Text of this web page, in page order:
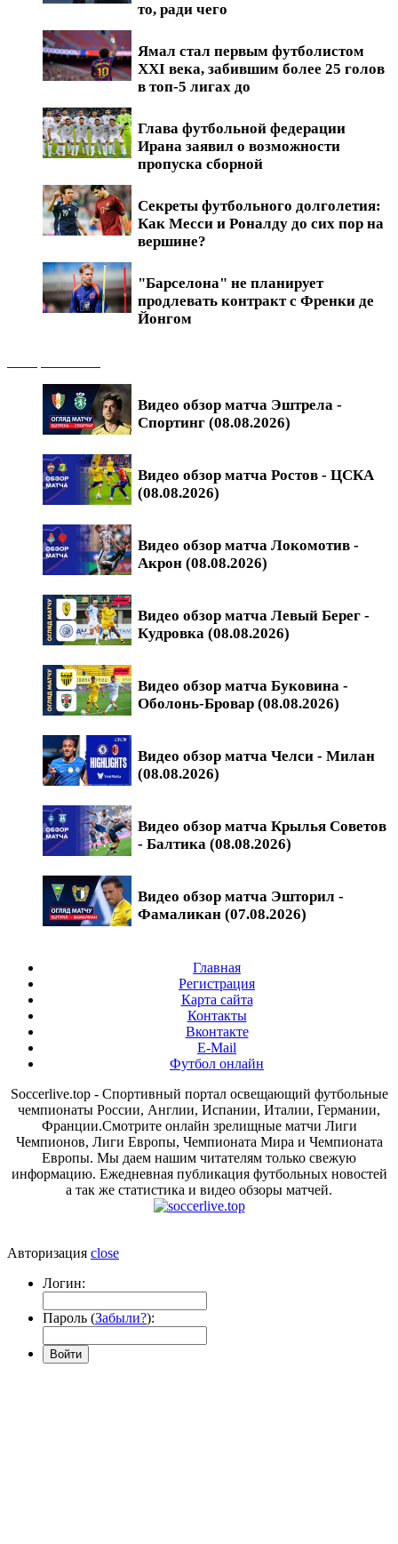
то, ради чего
Ямал стал первым футболистом
XXI века, забившим более 25 голов
в топ-5 лигах до
Глава футбольной федерации
Ирана заявил о возможности
пропуска сборной
Секреты футбольного долголетия:
Как Месси и Роналду до сих пор на
вершине?
"Барселона" не планирует
продлевать контракт с Френки де
Йонгом
Видео обзор матча Эштрела -
Спортинг (08.08.2026)
Видео обзор матча Ростов - ЦСКА
(08.08.2026)
Видео обзор матча Локомотив -
Акрон (08.08.2026)
Видео обзор матча Левый Берег -
Кудровка (08.08.2026)
Видео обзор матча Буковина -
Оболонь-Бровар (08.08.2026)
Видео обзор матча Челси - Милан
(08.08.2026)
Видео обзор матча Крылья Советов
- Балтика (08.08.2026)
Видео обзор матча Эшторил -
Фамаликан (07.08.2026)
Главная
Регистрация
Карта сайта
Контакты
Вконтакте
E-Mail
Футбол онлайн
Soccerlive.top - Спортивный портал освещающий футбольные
чемпионаты России, Англии, Испании, Италии, Германии,
Франции.Смотрите онлайн зрелищные матчи Лиги
Чемпионов, Лиги Европы, Чемпионата Мира и Чемпионата
Европы. Мы даем нашим читателям только свежую
информацию. Ежедневная публикация футбольных новостей
а так же статистика и видео обзоры матчей.
Авторизация close
Логин:
Пароль (Забыли?):
Войти